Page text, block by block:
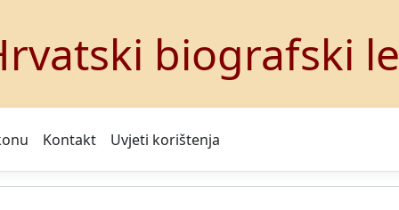
biografski
Kontakt Uvjeti korištenja